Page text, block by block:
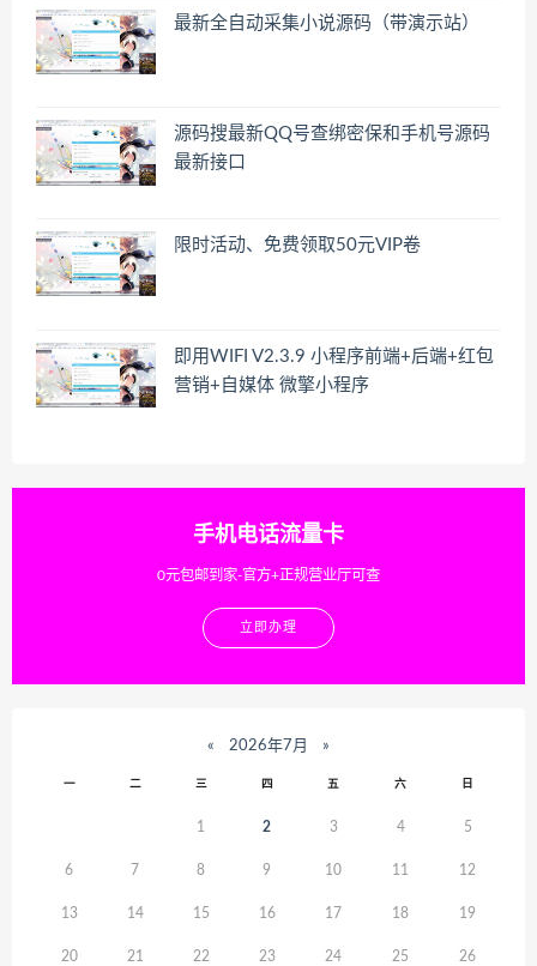
最新全自动采集小说源码（带演示站）
源码搜最新QQ号查绑密保和手机号源码
最新接口
限时活动、免费领取50元VIP卷
即用WIFI V2.3.9 小程序前端+后端+红包
营销+自媒体 微擎小程序
手机电话流量卡
0元包邮到家-官方+正规营业厅可查
立即办理
« 2026年7月 »
一 二 三 四 五 六 日
1 2 3 4 5
6 7 8 9 10 11 12
13 14 15 16 17 18 19
20 21 22 23 24 25 26